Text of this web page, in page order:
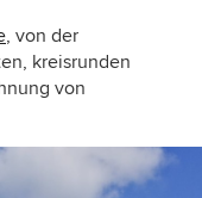
, von der
kreisrunden
von